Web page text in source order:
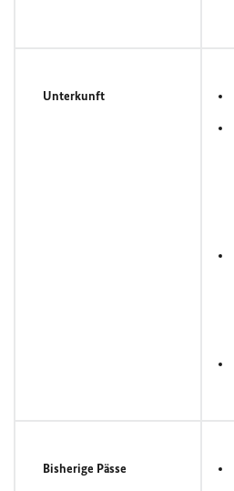
Unterkunft
Bisherige Pässe